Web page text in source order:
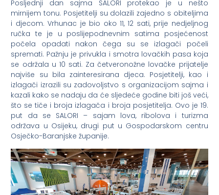
Posljednji dan sajma SALORI protekao je u nešto
mirnijem tonu. Posjetitelji su dolazili zajedno s obiteljima
i djecom. Vrhunac je bio oko 11, 12 sati, prije nedjeljnog
ručka te je u poslijepodnevnim satima posjećenost
počela opadati nakon čega su se izlagači počeli
spremati. Pažnju je privukla i smotra lovačkih pasa koja
se održala u 10 sati. Za četveronožne lovačke prijatelje
najviše su bila zainteresirana djeca. Posjetitelji, kao i
izlagači izrazili su zadovoljstvo s organizacijom sajma i
kazali kako se nadaju da će sljedeće godine biti još veći,
što se tiče i broja izlagača i broja posjetitelja. Ovo je 19.
put da se SALORI – sajam lova, ribolova i turizma
održava u Osijeku, drugi put u Gospodarskom centru
Osječko-Baranjske županije.